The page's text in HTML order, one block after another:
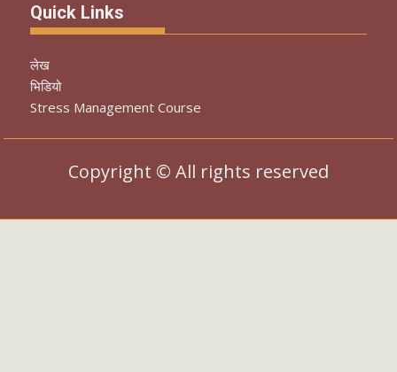
Quick Links
लेख
भिडियो
Stress Management Course
Copyright © All rights reserved